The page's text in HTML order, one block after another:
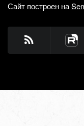
Сайт построен на